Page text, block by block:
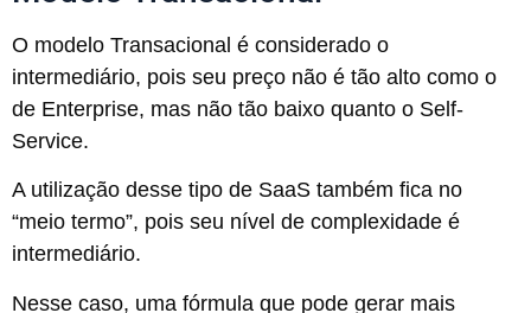
O modelo Transacional é considerado o
intermediário, pois seu preço não é tão alto como o
de Enterprise, mas não tão baixo quanto o Self-
Service.
A utilização desse tipo de SaaS também fica no
“meio termo”, pois seu nível de complexidade é
intermediário.
Nesse caso, uma fórmula que pode gerar mais